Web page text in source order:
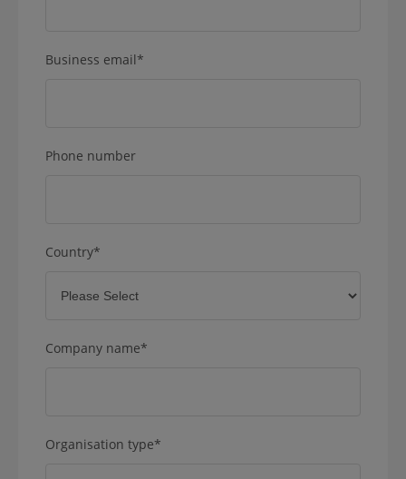
Business email*
Phone number
Country*
Company name*
Organisation type*